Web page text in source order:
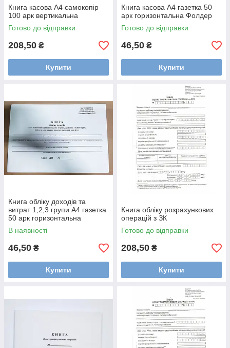
Книга касова А4 самокопір
100 арк вертикальна
Готово до відправки
208,50 ₴
Купити
Книга касова А4 газетка 50
арк горизонтальна Фолдер
Готово до відправки
46,50 ₴
Купити
Книга обліку доходів та
витрат 1,2,3 групи А4 газетка
50 арк горизонтальна
Фолдер
В наявності
46,50 ₴
Купити
Книга обліку розрахункових
операцій з ЗК
Готово до відправки
208,50 ₴
Купити